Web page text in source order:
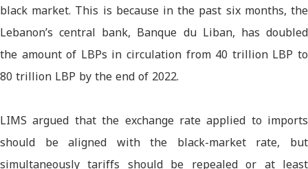
black market. This is because in the past six months, the
Lebanon’s central bank, Banque du Liban, has doubled
the amount of LBPs in circulation from 40 trillion LBP to
80 trillion LBP by the end of 2022.
LIMS argued that the exchange rate applied to imports
should be aligned with the black-market rate, but
simultaneously tariffs should be repealed or at least